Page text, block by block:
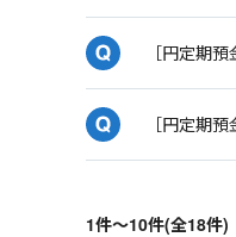
［円定期
［円定期
1件～10件(全18件)